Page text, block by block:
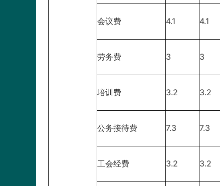
会议费 4.1 4.1
劳务费 3 3
培训费 3.2 3.2
公务接待费 7.3 7.3
工会经费 3.2 3.2